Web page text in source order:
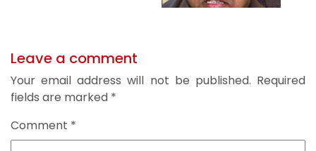
Leave a comment
Your email address will not be published. Required
fields are marked *
Comment *